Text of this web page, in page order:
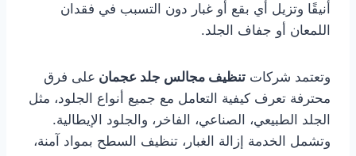
أنيقًا وتزيل أي بقع أو غبار دون التسبب في فقدان
اللمعان أو جفاف الجلد.
وتعتمد شركات تنظيف مجالس جلد عجمان على فرق
محترفة تعرف كيفية التعامل مع جميع أنواع الجلود، مثل
الجلد الطبيعي، الصناعي، الفاخر، والجلود الإيطالية.
وتشمل الخدمة إزالة الغبار، تنظيف السطح بمواد آمنة،